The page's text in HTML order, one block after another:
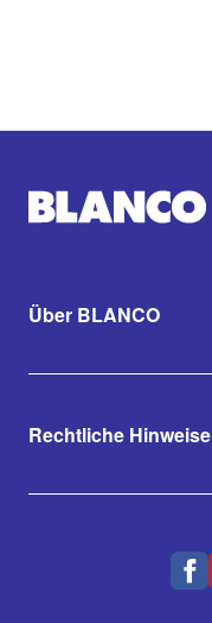
Über BLANCO
Rechtliche Hinweise